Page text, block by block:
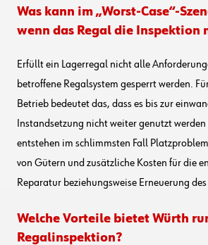
Was kann im „Worst-Case“-
wenn das Regal die Inspektion
Erfüllt ein Lagerregal nicht alle
betroffene Regalsystem gesperrt werden.
Betrieb bedeutet das, dass es bis zur
Instandsetzung nicht weiter genutzt
entstehen im schlimmsten Fall
von Gütern und zusätzliche Kosten für die
Reparatur beziehungsweise Erneuerung des
Welche Vorteile bietet Würth
Regalinspektion?